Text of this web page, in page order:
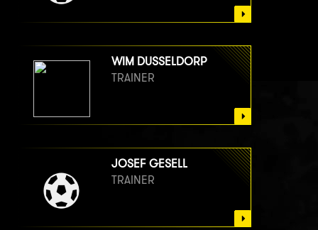
WIM DUSSELDORP
TRAINER
JOSEF GESELL
TRAINER